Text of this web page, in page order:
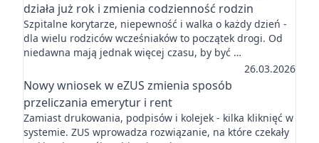
działa już rok i zmienia codzienność rodzin
Szpitalne korytarze, niepewność i walka o każdy dzień -
dla wielu rodziców wcześniaków to początek drogi. Od
niedawna mają jednak więcej czasu, by być …
26.03.2026
Nowy wniosek w eZUS zmienia sposób
przeliczania emerytur i rent
Zamiast drukowania, podpisów i kolejek - kilka kliknięć w
systemie. ZUS wprowadza rozwiązanie, na które czekały